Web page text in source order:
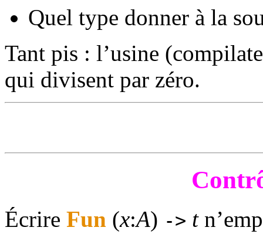
Quel type donner à la
Tant pis : l’usine
qui divisent par zéro.
Écrire Fun (x:A) -> t